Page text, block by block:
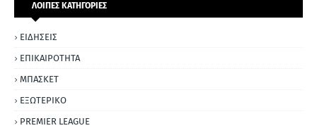
ΛΟΙΠΕΣ ΚΑΤΗΓΟΡΙΕΣ
ΕΙΔΗΣΕΙΣ
ΕΠΙΚΑΙΡΟΤΗΤΑ
ΜΠΑΣΚΕΤ
ΕΞΩΤΕΡΙΚΟ
PREMIER LEAGUE